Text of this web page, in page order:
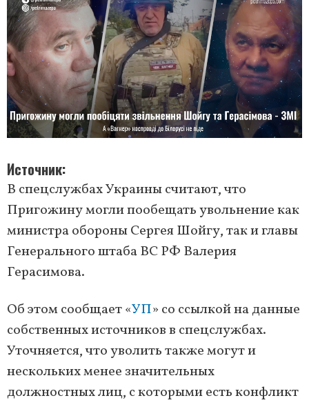
Источник
В спецслужбах Украины считают, что
Пригожину могли пообещать увольнение как
министра обороны Сергея Шойгу, так и главы
Генерального штаба ВС РФ Валерия
Герасимова.
Об этом сообщает «УП» со ссылкой на данные
собственных источников в спецслужбах.
Уточняется, что уволить также могут и
нескольких менее значительных
должностных лиц, с которыми есть конфликт